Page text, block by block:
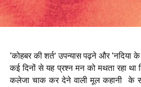
‘कोहबर की शर्त’ उपन्यास पढ़ने और ‘नदिया
कई दिनों से यह प्रश्न मन को मथता रहा था
कलेजा चाक कर देने वाली मूल कहानी के